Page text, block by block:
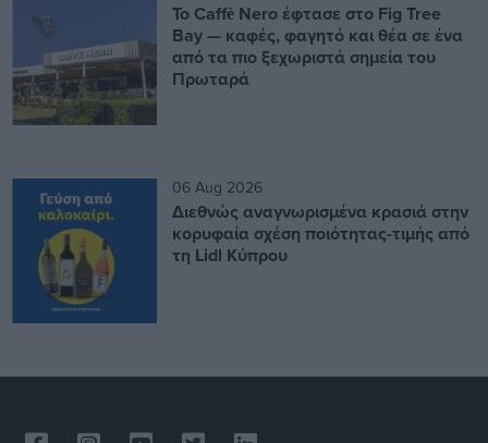
Το Caffè Nero έφτασε στο Fig Tree
Bay — καφές, φαγητό και θέα σε ένα
από τα πιο ξεχωριστά σημεία του
Πρωταρά
06 Aug 2026
Διεθνώς αναγνωρισμένα κρασιά στην
κορυφαία σχέση ποιότητας-τιμής από
τη Lidl Κύπρου